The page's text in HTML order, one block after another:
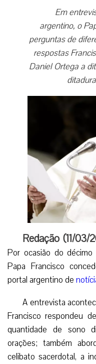
Em
argentino, o
perguntas de
respostas
Daniel Ortega a
Redação (11/
Por ocasião do
Papa Francisco
portal argentino de
A entrevista
Francisco respondeu
quantidade de sono
orações; também
celibato sacerdotal, a